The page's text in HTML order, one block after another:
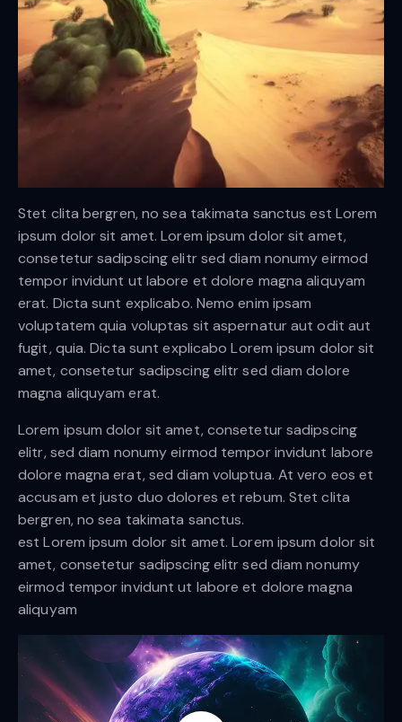
Stet clita bergren, no sea takimata sanctus est Lorem
ipsum dolor sit amet. Lorem ipsum dolor sit amet,
consetetur sadipscing elitr sed diam nonumy eirmod
tempor invidunt ut labore et dolore magna aliquyam
erat. Dicta sunt explicabo. Nemo enim ipsam
voluptatem quia voluptas sit aspernatur aut odit aut
fugit, quia. Dicta sunt explicabo Lorem ipsum dolor sit
amet, consetetur sadipscing elitr sed diam dolore
magna aliquyam erat.
Lorem ipsum dolor sit amet, consetetur sadipscing
elitr, sed diam nonumy eirmod tempor invidunt labore
dolore magna erat, sed diam voluptua. At vero eos et
accusam et justo duo dolores et rebum. Stet clita
bergren, no sea takimata sanctus.
est Lorem ipsum dolor sit amet. Lorem ipsum dolor sit
amet, consetetur sadipscing elitr sed diam nonumy
eirmod tempor invidunt ut labore et dolore magna
aliquyam